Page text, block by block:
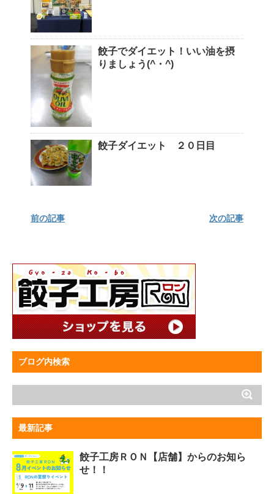
餃子でダイエット！いい油を摂
りましょう(^・^)
餃子ダイエット ２０日目
前の記事 次の記事
ブログ内検索
最新記事
餃子工房ＲＯＮ【店舗】からのお知ら
せ！！